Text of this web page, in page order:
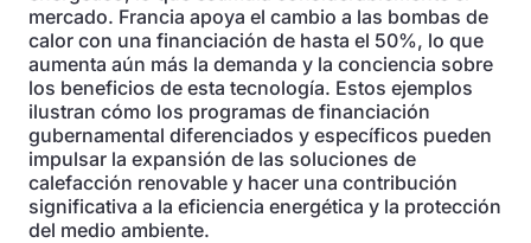
mercado. Francia apoya el cambio a las bombas de
calor con una financiación de hasta el 50%, lo que
aumenta aún más la demanda y la conciencia sobre
los beneficios de esta tecnología. Estos ejemplos
ilustran cómo los programas de financiación
gubernamental diferenciados y específicos pueden
impulsar la expansión de las soluciones de
calefacción renovable y hacer una contribución
significativa a la eficiencia energética y la protección
del medio ambiente.